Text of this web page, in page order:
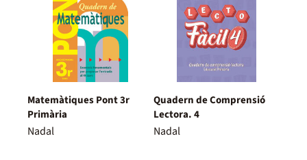
Matemàtiques Pont 3r
Primària
Nadal
Quadern de Comprensió
Lectora. 4
Nadal